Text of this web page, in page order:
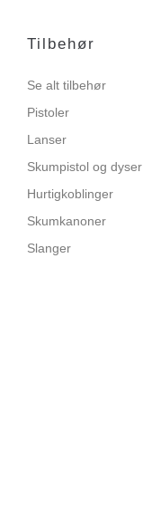
Tilbehør
Se alt tilbehør
Pistoler
Lanser
Skumpistol og dyser
Hurtigkoblinger
Skumkanoner
Slanger